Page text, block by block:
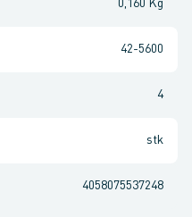
0,160 Kg
42-5600
4
stk
4058075537248